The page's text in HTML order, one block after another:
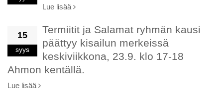
Lue lisää
15
syys
Termiitit ja Salamat ryhmän kausi
päättyy kisailun merkeissä
keskiviikkona, 23.9. klo 17-18
Ahmon kentällä.
Lue lisää